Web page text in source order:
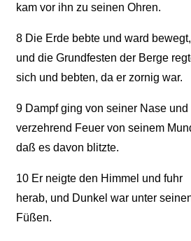
kam vor ihn zu seinen Ohren.
8Die Erde bebte und ward bewegt,
und die Grundfesten der Berge
sich und bebten, da er zornig war.
9Dampf ging von seiner Nase und
verzehrend Feuer von seinem
daß es davon blitzte.
10Er neigte den Himmel und fuhr
herab, und Dunkel war unter
Füßen.